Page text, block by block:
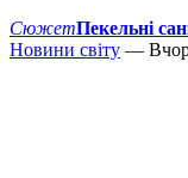
СюжетПекельні
Новини світу —